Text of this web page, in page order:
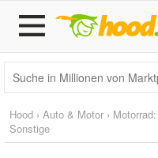
Hood › Auto & Motor ›
Sonstige